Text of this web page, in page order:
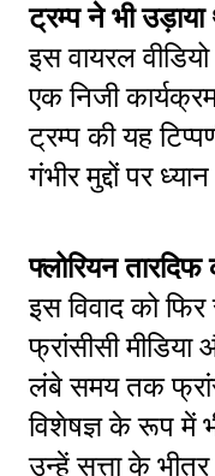
ट्रम्प ने भी
इस वायरल
एक निजी
ट्रम्प की यह
गंभीर मुद्दों पर
फ्लोरियन
इस विवाद को
फ्रांसीसी
लंबे समय तक
विशेषज्ञ के रूप में
उन्हें सत्ता के